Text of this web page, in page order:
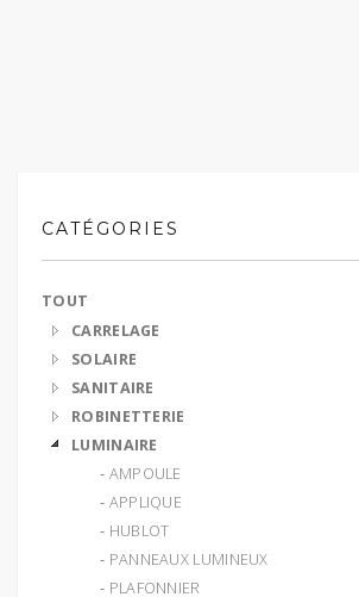
CATÉGORIES
TOUT
CARRELAGE
SOLAIRE
SANITAIRE
ROBINETTERIE
LUMINAIRE
‐ AMPOULE
‐ APPLIQUE
‐ HUBLOT
‐ PANNEAUX LUMINEUX
‐ PLAFONNIER